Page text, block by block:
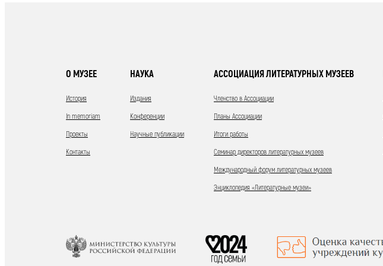
О МУЗЕЕ
История
In memoriam
Проекты
Контакты
НАУКА
Издания
Конференции
Научные публикации
АССОЦИАЦИЯ ЛИТЕРАТУРНЫХ МУЗЕЕВ
Членство в Ассоциации
Планы Ассоциации
Итоги работы
Семинар директоров литературных музеев
Международный форум литературных музеев
Энциклопедия «Литературные музеи»